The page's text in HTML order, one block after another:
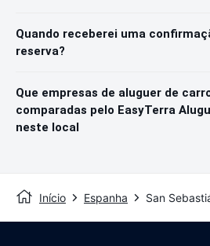
Quando receberei uma
reserva?
Que empresas de aluguer de
comparadas pelo EasyTerra
neste local
Início Espanha San